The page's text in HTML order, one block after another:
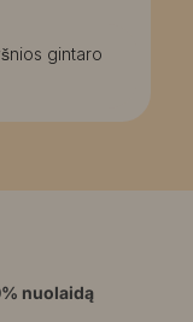
gintaro
nuolaidą